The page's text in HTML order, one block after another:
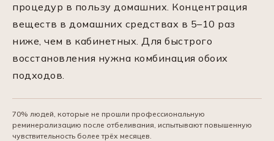
процедур в пользу домашних. Концентрация
веществ в домашних средствах в 5–10 раз
ниже, чем в кабинетных. Для быстрого
восстановления нужна комбинация обоих
подходов.
70% людей, которые не прошли профессиональную
реминерализацию после отбеливания, испытывают повышенную
чувствительность более трёх месяцев.